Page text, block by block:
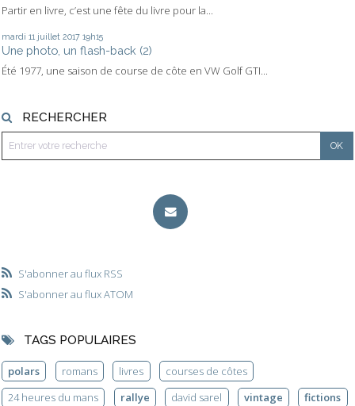
Partir en livre, c’est une fête du livre pour la...
mardi 11 juillet 2017 19h15
Une photo, un flash-back (2)
Été 1977, une saison de course de côte en VW Golf GTI...
RECHERCHER
S'abonner au flux RSS
S'abonner au flux ATOM
TAGS POPULAIRES
polars romans livres
courses de côtes
24 heures du mans
rallye david sarel vintage
fictions